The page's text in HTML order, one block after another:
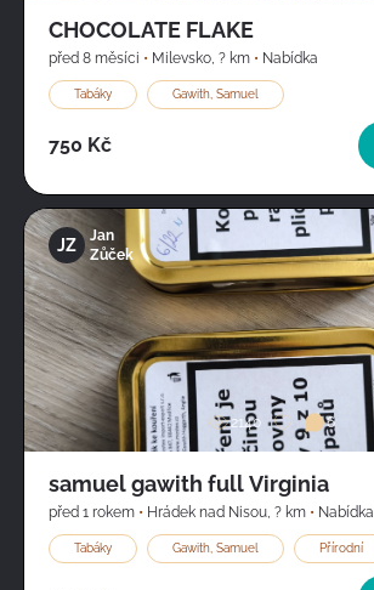
CHOCOLATE FLAKE
před 8 měsíci • Milevsko, ? km • Nabídka
Tabáky Gawith, Samuel
750 Kč
Obrázek
JZ
Jan
Zůček
2140 6
samuel gawith full Virginia
před 1 rokem • Hrádek nad Nisou, ? km • Nabídka
Tabáky Gawith, Samuel Přírodní